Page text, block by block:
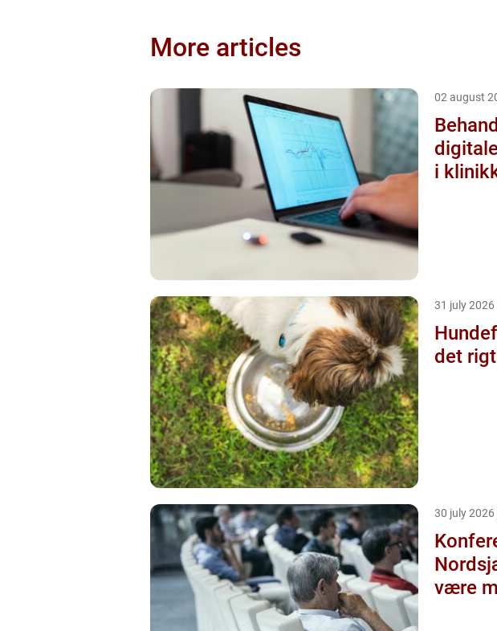
More articles
02 august
i
31 july 2026
det
30 july 2026
være